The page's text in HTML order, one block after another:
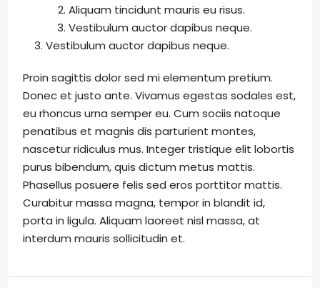
Aliquam tincidunt mauris eu risus.
Vestibulum auctor dapibus neque.
Vestibulum auctor dapibus neque.
Proin sagittis dolor sed mi elementum pretium.
Donec et justo ante. Vivamus egestas sodales est,
eu rhoncus urna semper eu. Cum sociis natoque
penatibus et magnis dis parturient montes,
nascetur ridiculus mus. Integer tristique elit lobortis
purus bibendum, quis dictum metus mattis.
Phasellus posuere felis sed eros porttitor mattis.
Curabitur massa magna, tempor in blandit id,
porta in ligula. Aliquam laoreet nisl massa, at
interdum mauris sollicitudin et.